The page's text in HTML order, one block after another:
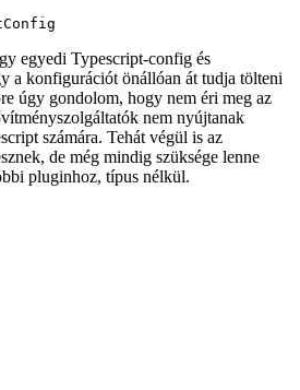
*/
egyedi Typescript-config és
a konfigurációt önállóan át tudja tölteni
úgy gondolom, hogy nem éri meg az
nem nyújtanak
számára. Tehát végül is az
de még mindig szüksége lenne
pluginhoz, típus nélkül.